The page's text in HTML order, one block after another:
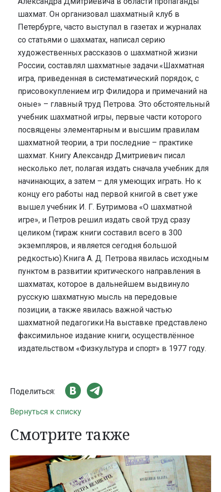
шахмат. Он организовал шахматный клуб в
Петербурге, часто выступал в газетах и журналах
со статьями о шахматах, написал серию
художественных рассказов о шахматной жизни
России, составлял шахматные задачи.«Шахматная
игра, приведенная в систематический порядок, с
присовокуплением игр Филидора и примечаний на
оные» – главный труд Петрова. Это обстоятельный
учебник шахматной игры, первые части которого
посвящены элементарным и высшим правилам
шахматной теории, а три последние – практике
шахмат. Книгу Александр Дмитриевич писал
несколько лет, полагая издать сначала учебник для
начинающих, а затем – для умеющих играть. Но к
концу его работы над первой книгой в свет уже
вышел учебник И. Г. Бутримова «О шахматной
игре», и Петров решил издать свой труд сразу
целиком (тираж книги составил всего в 300
экземпляров, и является сегодня большой
редкостью).Книга А. Д. Петрова явилась исходным
пунктом в развитии критического направления в
шахматах, которое в дальнейшем выдвинуло
русскую шахматную мысль на передовые
позиции, а также явилась важной частью
шахматной педагогики.На выставке представлено
факсимильное издание книги, осуществлённое
издательством «Физкультура и спорт» в 1977 году.
Поделиться:
Вернуться к списку
Смотрите также